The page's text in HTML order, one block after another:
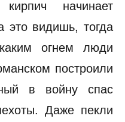
начинает
это видишь, тогда
огнем люди
построили
в войну спас
Даже пекли